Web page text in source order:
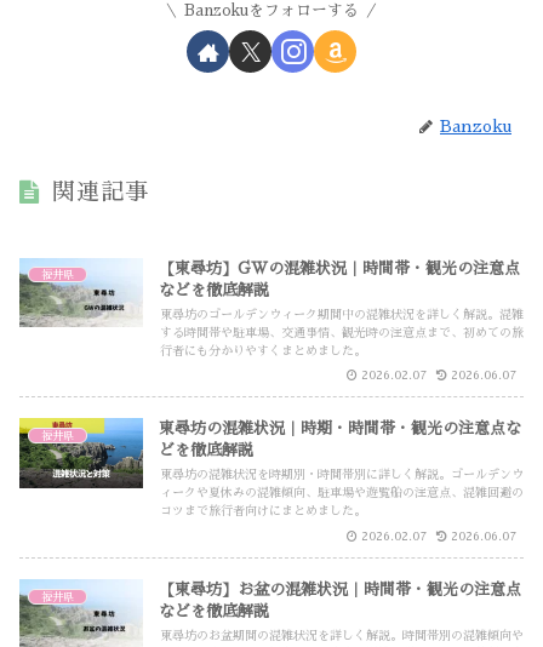
Banzokuをフォローする
Banzoku
関連記事
福井県
【東尋坊】GWの混雑状況｜時間帯・観光の注意点
などを徹底解説
東尋坊のゴールデンウィーク期間中の混雑状況を詳しく解説。混雑
する時間帯や駐車場、交通事情、観光時の注意点まで、初めての旅
行者にも分かりやすくまとめました。
2026.02.07 2026.06.07
福井県
東尋坊の混雑状況｜時期・時間帯・観光の注意点な
どを徹底解説
東尋坊の混雑状況を時期別・時間帯別に詳しく解説。ゴールデンウ
ィークや夏休みの混雑傾向、駐車場や遊覧船の注意点、混雑回避の
コツまで旅行者向けにまとめました。
2026.02.07 2026.06.07
福井県
【東尋坊】お盆の混雑状況｜時間帯・観光の注意点
などを徹底解説
東尋坊のお盆期間の混雑状況を詳しく解説。時間帯別の混雑傾向や